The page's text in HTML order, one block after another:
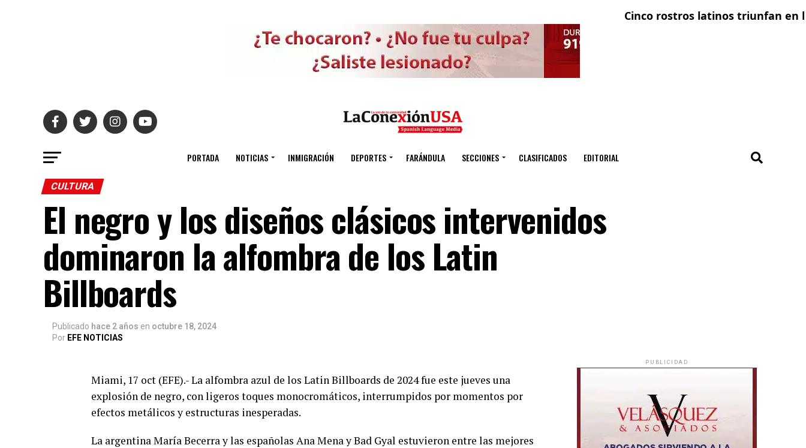
Cinco rostros latinos triunfan en laEl
PORTADA NOTICIAS INMIGRACIÓN DEPORTES FARÁNDULA SECCIONES CLASIFICADOS EDITORIAL
CULTURA
El negro y los diseños clásicos intervenidos
dominaron la alfombra de los Latin
Billboards
Publicado hace 2 años en octubre 18, 2024
Por EFE NOTICIAS
Miami, 17 oct (EFE).- La alfombra azul de los Latin Billboards de 2024 fue este jueves una
explosión de negro, con ligeros toques monocromáticos, interrumpidos por momentos por
efectos metálicos y estructuras inesperadas.
La argentina María Becerra y las españolas Ana Mena y Bad Gyal estuvieron entre las mejores
PUBLICIDAD